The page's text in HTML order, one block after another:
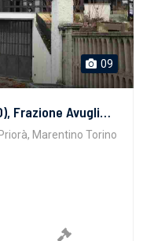
09
Casa signorile in MARENTINO (TO), Frazione Avuglione-Vernone Regione Priorà, elevata ad un piano fuori terra oltre seminterrato e terreno pertinenziale. L’appartamento al p. t. è costituito da un soggiorno, cucina abitabile, tre camere e tre servizi. I lati Nord Est e parzialmente Ovest della costruzione sono circondati da un porticato coperto. Nel seminterrato è inserita un’autorimessa, una cantina, centrale termica, lavanderia, un wc, locale di sgombero. Nel sottotetto vi è locale privo di pavimentazione
Marentino Torino